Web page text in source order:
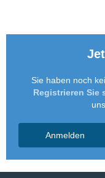
Sie haben noch
Registrieren Sie
Anmelden